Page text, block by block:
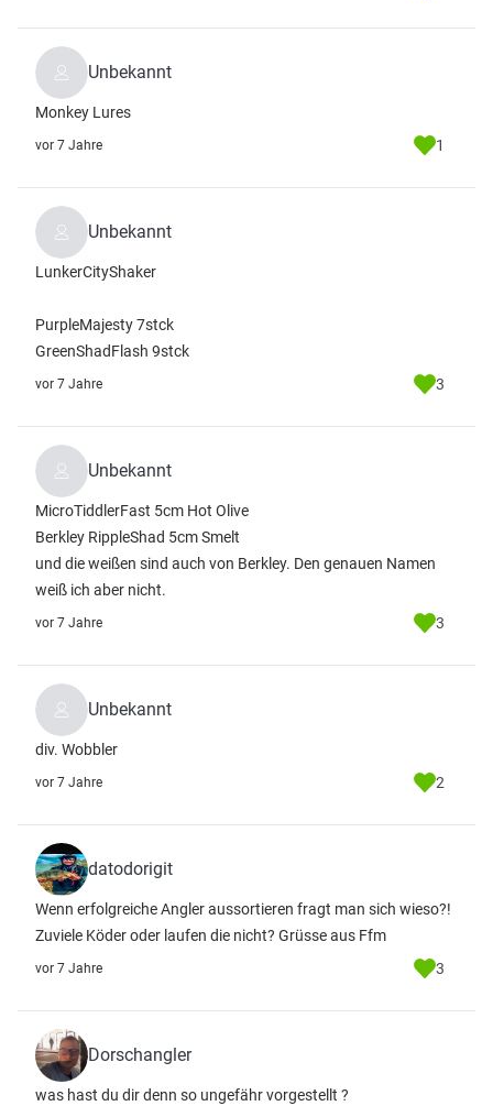
Unbekannt
Monkey Lures
vor 7 Jahre 1
Unbekannt
LunkerCityShaker
PurpleMajesty 7stck
GreenShadFlash 9stck
vor 7 Jahre 3
Unbekannt
MicroTiddlerFast 5cm Hot Olive
Berkley RippleShad 5cm Smelt
und die weißen sind auch von Berkley. Den genauen Namen
weiß ich aber nicht.
vor 7 Jahre 3
Unbekannt
div. Wobbler
vor 7 Jahre 2
datodorigit
Wenn erfolgreiche Angler aussortieren fragt man sich wieso?!
Zuviele Köder oder laufen die nicht? Grüsse aus Ffm
vor 7 Jahre 3
Dorschangler
was hast du dir denn so ungefähr vorgestellt ?